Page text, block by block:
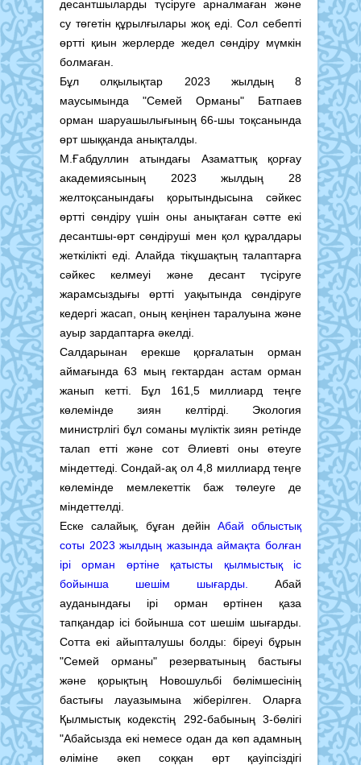
десантшыларды түсіруге арналмаған және
су төгетін құрылғылары жоқ еді. Сол себепті
өртті қиын жерлерде жедел сөндіру мүмкін
болмаған.
Бұл олқылықтар 2023 жылдың 8
маусымында "Семей Орманы" Батпаев
орман шаруашылығының 66-шы тоқсанында
өрт шыққанда анықталды.
М.Ғабдуллин атындағы Азаматтық қорғау
академиясының 2023 жылдың 28
желтоқсанындағы қорытындысына сәйкес
өртті сөндіру үшін оны анықтаған сәтте екі
десантшы-өрт сөндіруші мен қол құралдары
жеткілікті еді. Алайда тікұшақтың талаптарға
сәйкес келмеуі және десант түсіруге
жарамсыздығы өртті уақытында сөндіруге
кедергі жасап, оның кеңінен таралуына және
ауыр зардаптарға әкелді.
Салдарынан ерекше қорғалатын орман
аймағында 63 мың гектардан астам орман
жанып кетті. Бұл 161,5 миллиард теңге
көлемінде зиян келтірді. Экология
министрлігі бұл соманы мүліктік зиян ретінде
талап етті және сот Әлиевті оны өтеуге
міндеттеді. Сондай-ақ ол 4,8 миллиард теңге
көлемінде мемлекеттік баж төлеуге де
міндеттелді.
Еске салайық, бұған дейін Абай облыстық
соты 2023 жылдың жазында аймақта болған
ірі орман өртіне қатысты қылмыстық іс
бойынша шешім шығарды.
Абай
ауданындағы ірі орман өртінен қаза
тапқандар ісі бойынша сот шешім шығарды.
Сотта екі айыпталушы болды: біреуі бұрын
"Семей орманы" резерватының бастығы
және қорықтың Новошульбі бөлімшесінің
бастығы лауазымына жіберілген. Оларға
Қылмыстық кодекстің 292-бабының 3-бөлігі
"Абайсызда екі немесе одан да көп адамның
өліміне әкеп соққан өрт қауіпсіздігі